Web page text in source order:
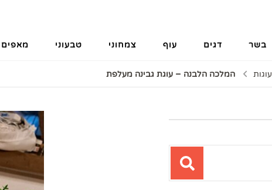
בשר דגים עוף צמחוני טבעוני מאפים
עוגות המלכה הלבנה – עוגת גבינה מעלפת